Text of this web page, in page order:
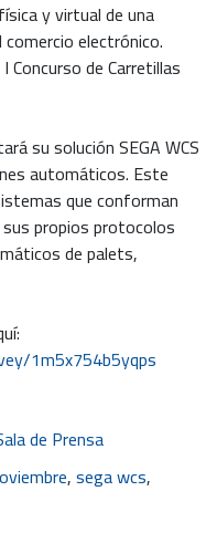
y virtual de una
electrónico.
de Carretillas
su solución SEGA WCS
automáticos. Este
que conforman
propios protocolos
de palets,
1m5x754b5yqps
de Prensa
,sega wcs,